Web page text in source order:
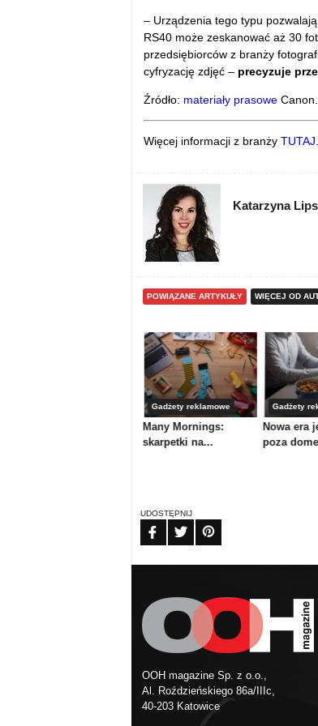
– Urządzenia tego typu
RS40 może zeskanować aż 30
przedsiębiorców z branży
cyfryzację zdjęć – precyzuje
Źródło: materiały prasoweCanon.
Więcej informacji z branży TUTAJ
Katarzyna
POWIĄZANE ARTYKUŁY WIĘCEJ OD
Gadżety reklamowe
Many Mornings:
skarpetki na...
Gadżety
Nowa era
poza
UDOSTĘPNIJ
OOH magazine Sp. z o.o.,
Al. Roździeńskiego 86a/IIIc,
40-203 Katowice